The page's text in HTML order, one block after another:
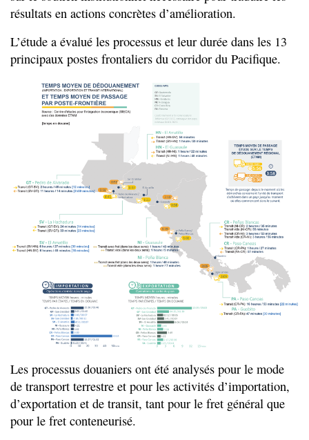
résultats en actions concrètes d’amélioration.
L’étude a évalué les processus et leur durée dans les 13
principaux postes frontaliers du corridor du Pacifique.
Les processus douaniers ont été analysés pour le mode
de transport terrestre et pour les activités d’importation,
d’exportation et de transit, tant pour le fret général que
pour le fret conteneurisé.